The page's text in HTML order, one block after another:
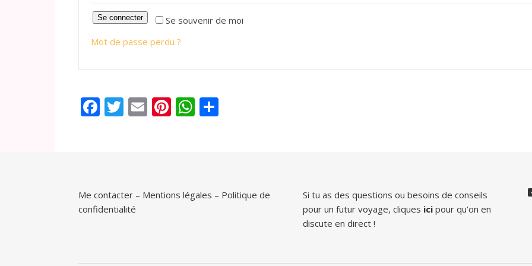
Se souvenir de moi
Se connecter
Mot de passe perdu ?
Facebook
Twitter
EmailPinterest
WhatsApp
Me contacter – Mentions légales – Politique de
confidentialité
Si tu as des questions ou besoins de conseils
pour un futur voyage, cliques ici pour qu’on en
discute en direct !